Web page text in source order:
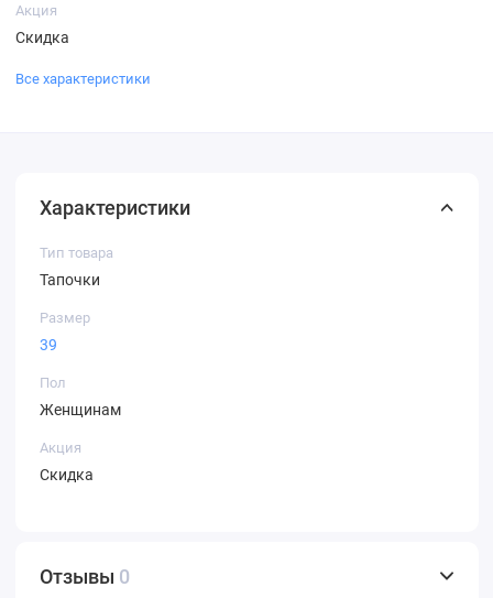
Акция
Скидка
Все характеристики
Характеристики
Тип товара
Тапочки
Размер
39
Пол
Женщинам
Акция
Скидка
Отзывы 0